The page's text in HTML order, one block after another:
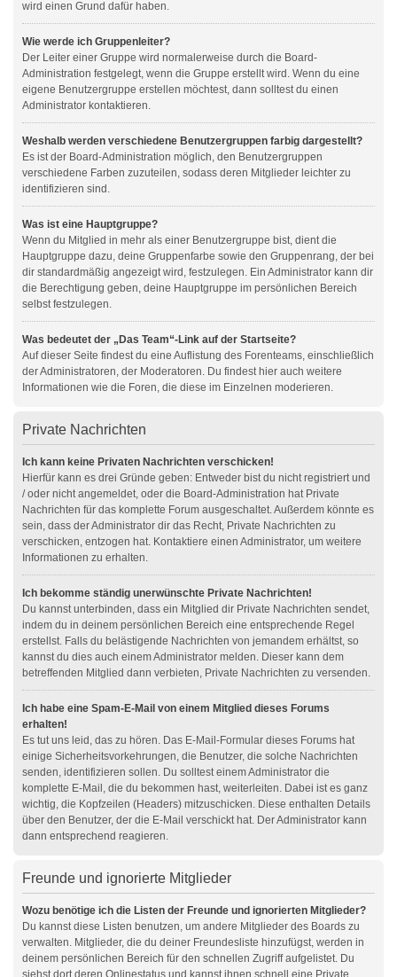
wird einen Grund dafür haben.
Wie werde ich Gruppenleiter?
Der Leiter einer Gruppe wird normalerweise durch die Board-
Administration festgelegt, wenn die Gruppe erstellt wird. Wenn du eine
eigene Benutzergruppe erstellen möchtest, dann solltest du einen
Administrator kontaktieren.
Weshalb werden verschiedene Benutzergruppen farbig dargestellt?
Es ist der Board-Administration möglich, den Benutzergruppen
verschiedene Farben zuzuteilen, sodass deren Mitglieder leichter zu
identifizieren sind.
Was ist eine Hauptgruppe?
Wenn du Mitglied in mehr als einer Benutzergruppe bist, dient die
Hauptgruppe dazu, deine Gruppenfarbe sowie den Gruppenrang, der bei
dir standardmäßig angezeigt wird, festzulegen. Ein Administrator kann dir
die Berechtigung geben, deine Hauptgruppe im persönlichen Bereich
selbst festzulegen.
Was bedeutet der „Das Team“-Link auf der Startseite?
Auf dieser Seite findest du eine Auflistung des Forenteams, einschließlich
der Administratoren, der Moderatoren. Du findest hier auch weitere
Informationen wie die Foren, die diese im Einzelnen moderieren.
Private Nachrichten
Ich kann keine Privaten Nachrichten verschicken!
Hierfür kann es drei Gründe geben: Entweder bist du nicht registriert und
/ oder nicht angemeldet, oder die Board-Administration hat Private
Nachrichten für das komplette Forum ausgeschaltet. Außerdem könnte es
sein, dass der Administrator dir das Recht, Private Nachrichten zu
verschicken, entzogen hat. Kontaktiere einen Administrator, um weitere
Informationen zu erhalten.
Ich bekomme ständig unerwünschte Private Nachrichten!
Du kannst unterbinden, dass ein Mitglied dir Private Nachrichten sendet,
indem du in deinem persönlichen Bereich eine entsprechende Regel
erstellst. Falls du belästigende Nachrichten von jemandem erhältst, so
kannst du dies auch einem Administrator melden. Dieser kann dem
betreffenden Mitglied dann verbieten, Private Nachrichten zu versenden.
Ich habe eine Spam-E-Mail von einem Mitglied dieses Forums
erhalten!
Es tut uns leid, das zu hören. Das E-Mail-Formular dieses Forums hat
einige Sicherheitsvorkehrungen, die Benutzer, die solche Nachrichten
senden, identifizieren sollen. Du solltest einem Administrator die
komplette E-Mail, die du bekommen hast, weiterleiten. Dabei ist es ganz
wichtig, die Kopfzeilen (Headers) mitzuschicken. Diese enthalten Details
über den Benutzer, der die E-Mail verschickt hat. Der Administrator kann
dann entsprechend reagieren.
Freunde und ignorierte Mitglieder
Wozu benötige ich die Listen der Freunde und ignorierten Mitglieder?
Du kannst diese Listen benutzen, um andere Mitglieder des Boards zu
verwalten. Mitglieder, die du deiner Freundesliste hinzufügst, werden in
deinem persönlichen Bereich für den schnellen Zugriff aufgelistet. Du
siehst dort deren Onlinestatus und kannst ihnen schnell eine Private